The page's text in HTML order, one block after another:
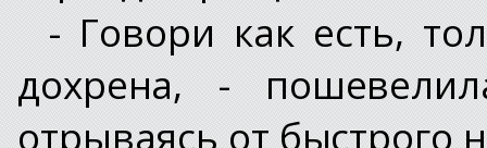
- Говори как есть,
дохрена, -
отрываясь от быстрого